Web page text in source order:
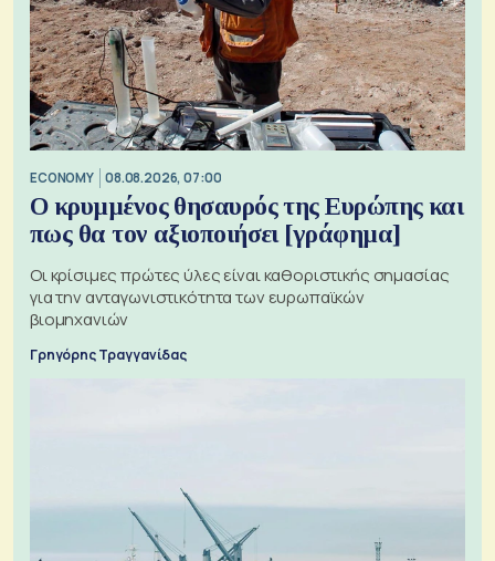
ECONOMY 08.08.2026, 07:00
Ο κρυμμένος θησαυρός της Ευρώπης και
πως θα τον αξιοποιήσει [γράφημα]
Οι κρίσιμες πρώτες ύλες είναι καθοριστικής σημασίας
για την ανταγωνιστικότητα των ευρωπαϊκών
βιομηχανιών
Γρηγόρης Τραγγανίδας